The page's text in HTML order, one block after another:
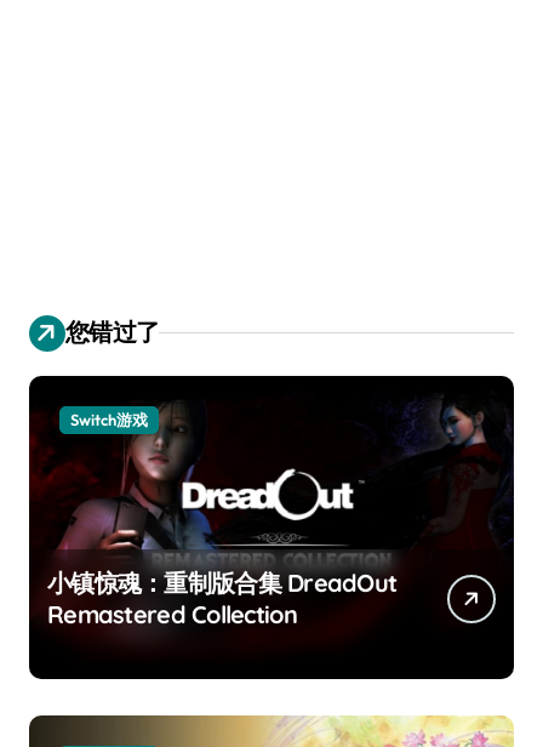
您错过了
Switch游戏
小镇惊魂：重制版合集 DreadOut
Remastered Collection